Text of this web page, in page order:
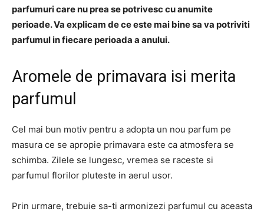
parfumuri care nu prea se potrivesc cu anumite
perioade. Va explicam de ce este mai bine sa va potriviti
parfumul in fiecare perioada a anului.
Aromele de primavara isi merita
parfumul
Cel mai bun motiv pentru a adopta un nou parfum pe
masura ce se apropie primavara este ca atmosfera se
schimba. Zilele se lungesc, vremea se raceste si
parfumul florilor pluteste in aerul usor.
Prin urmare, trebuie sa-ti armonizezi parfumul cu aceasta